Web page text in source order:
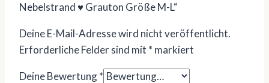
Nebelstrand ♥ Grauton Größe M-L“
Deine E-Mail-Adresse wird nicht veröffentlicht.
Erforderliche Felder sind mit * markiert
Deine Bewertung*